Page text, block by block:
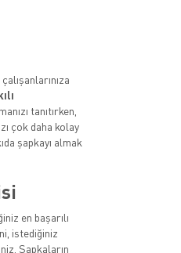
tanıtırken,
çok daha kolay
şapkayı almak
en başarılı
istediğiniz
Şapkaların